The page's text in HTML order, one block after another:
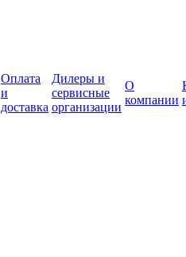
Оплата
и
доставка
Дилеры и
сервисные
организации
О
компании